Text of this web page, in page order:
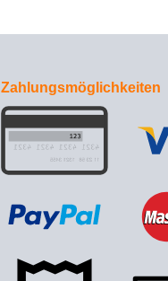
Zahlungsmöglichkeiten